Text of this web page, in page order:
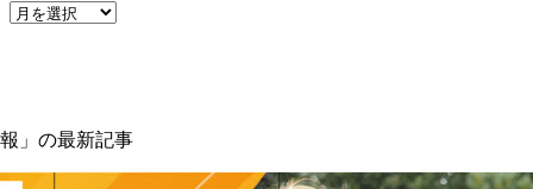
」の最新記事